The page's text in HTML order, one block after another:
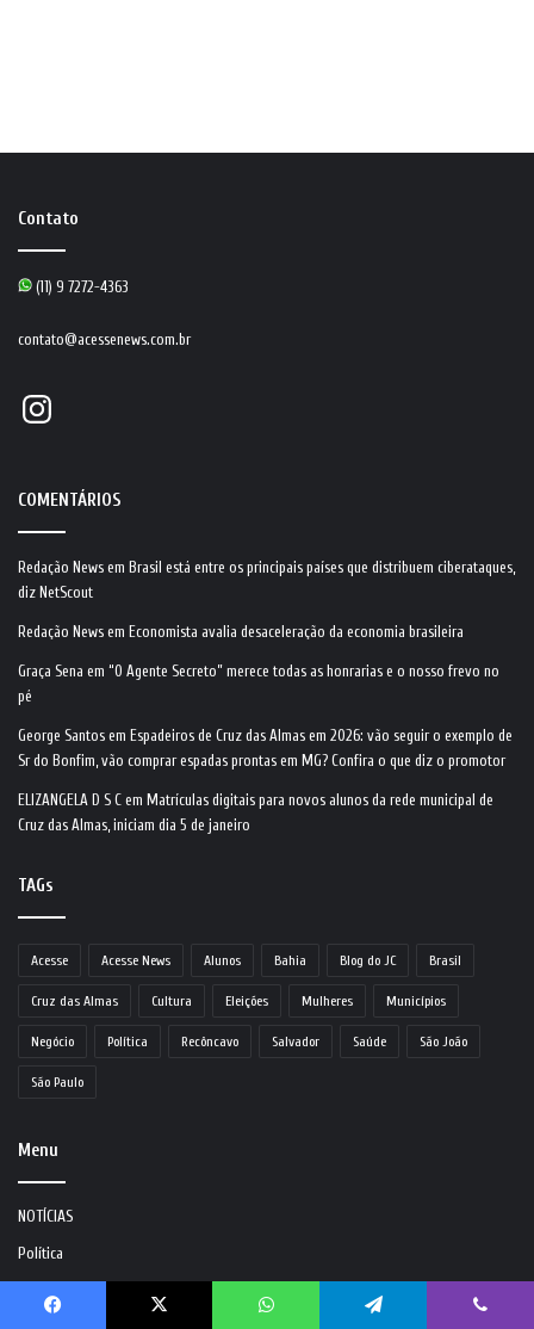
Contato
(11) 9 7272-4363
contato@acessenews.com.br
Instagram
COMENTÁRIOS
Redação News em Brasil está entre os principais países que distribuem ciberataques,
diz NetScout
Redação News em Economista avalia desaceleração da economia brasileira
Graça Sena em “O Agente Secreto” merece todas as honrarias e o nosso frevo no
pé
George Santos em Espadeiros de Cruz das Almas em 2026: vão seguir o exemplo de
Sr do Bonfim, vão comprar espadas prontas em MG? Confira o que diz o promotor
ELIZANGELA D S C em Matrículas digitais para novos alunos da rede municipal de
Cruz das Almas, iniciam dia 5 de janeiro
TAGs
Acesse Acesse News Alunos Bahia Blog do JC Brasil
Cruz das Almas Cultura Eleições Mulheres Municípios
Negócio Política Recôncavo Salvador Saúde São João
São Paulo
Menu
NOTÍCIAS
Política